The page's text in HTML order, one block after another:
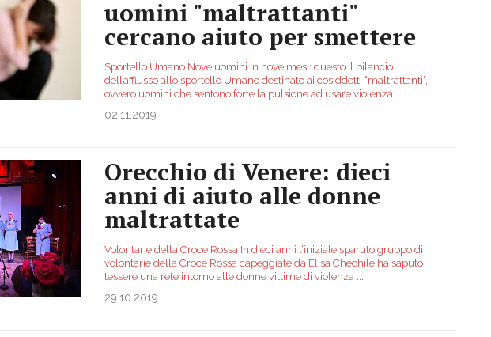
uomini "maltrattanti"
cercano aiuto per smettere
Sportello Umano Nove uomini in nove mesi: questo il bilancio
dell’afflusso allo sportello Umano destinato ai cosiddetti “maltrattanti”,
ovvero uomini che sentono forte la pulsione ad usare violenza
02.11.2019
Orecchio di Venere: dieci
anni di aiuto alle donne
maltrattate
Volontarie della Croce Rossa In dieci anni l’iniziale sparuto gruppo di
volontarie della Croce Rossa capeggiate da Elisa Chechile ha saputo
tessere una rete intorno alle donne vittime di violenza
29.10.2019